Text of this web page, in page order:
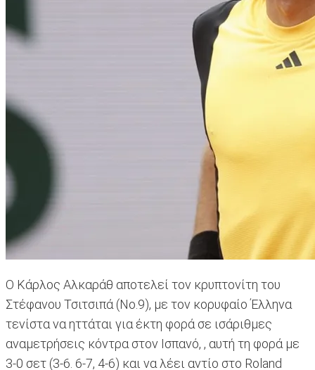
Ο Κάρλος Αλκαράθ αποτελεί τον κρυπτονίτη του
Στέφανου Τσιτσιπά (Νο.9), με τον κορυφαίο Έλληνα
τενίστα να ηττάται για έκτη φορά σε ισάριθμες
αναμετρήσεις κόντρα στον Ισπανό, , αυτή τη φορά με
3-0 σετ (3-6. 6-7, 4-6) και να λέει αντίο στο Roland